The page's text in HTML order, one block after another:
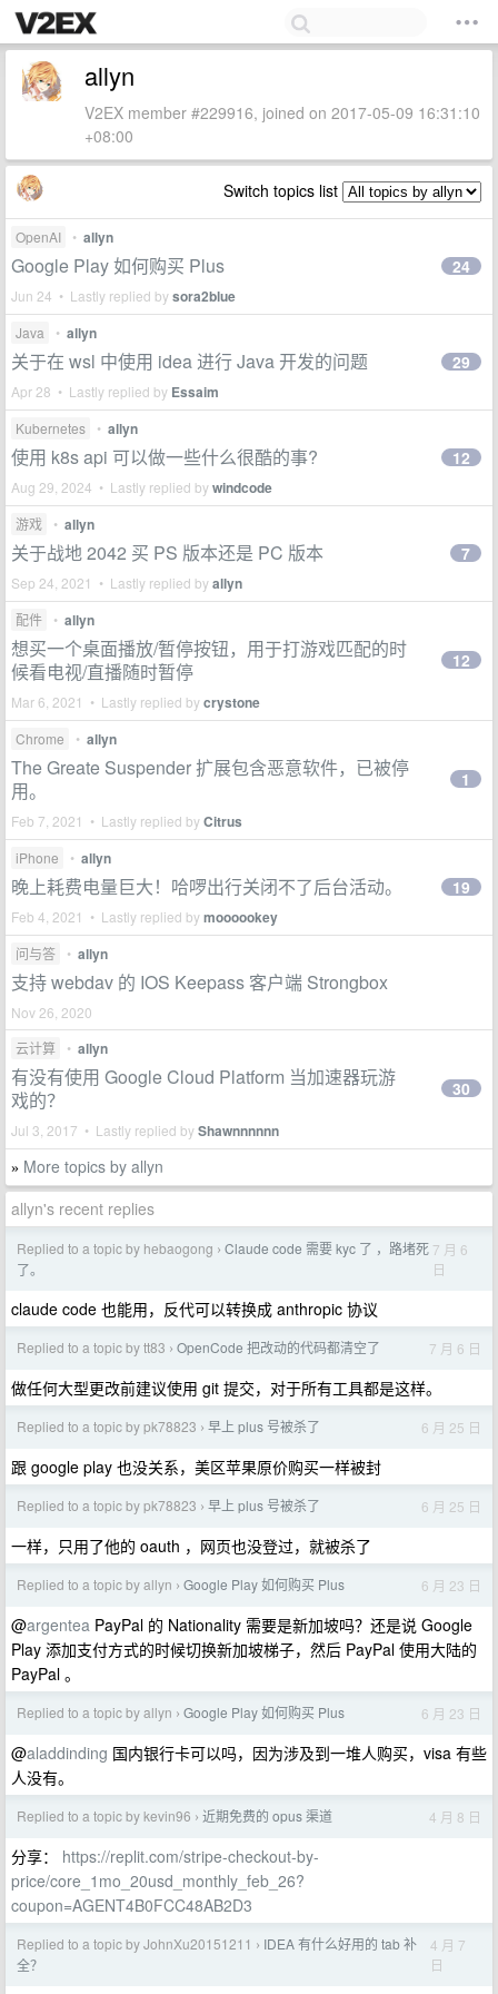
allyn
V2EX member #229916, joined on 2017-05-09 16:31:10
+08:00
Switch topics list
OpenAI • allyn
Google Play 如何购买 Plus
Jun 24 • Lastly replied bysora2blue
24
Java • allyn
关于在 wsl 中使用 idea 进行 Java 开发的问题
Apr 28 • Lastly replied by Essaim
29
Kubernetes • allyn
使用 k8s api 可以做一些什么很酷的事?
Aug 29, 2024 • Lastly replied bywindcode
12
游戏 • allyn
关于战地 2042 买 PS 版本还是 PC 版本
Sep 24, 2021 • Lastly replied byallyn
7
配件 • allyn
想买一个桌面播放/暂停按钮，用于打游戏匹配的时
候看电视/直播随时暂停
Mar 6, 2021 • Lastly replied bycrystone
12
Chrome • allyn
The Greate Suspender 扩展包含恶意软件，已被停
用。
Feb 7, 2021 • Lastly replied byCitrus
1
iPhone • allyn
晚上耗费电量巨大！哈啰出行关闭不了后台活动。
Feb 4, 2021 • Lastly replied bymoooookey
19
问与答 • allyn
支持 webdav 的 IOS Keepass 客户端 Strongbox
Nov 26, 2020
云计算
• allyn
有没有使用 Google Cloud Platform 当加速器玩游
戏的？
Jul 3, 2017 • Lastly replied byShawnnnnnn
30
» More topics by allyn
allyn's recent replies
Replied to a topic by hebaogong › Claude code 需要 kyc 了 ，路堵死
了。
7 月 6
日
claude code 也能用，反代可以转换成 anthropic 协议
Replied to a topic by tt83 › OpenCode 把改动的代码都清空了 7 月 6 日
做任何大型更改前建议使用 git 提交，对于所有工具都是这样。
Replied to a topic by pk78823 › 早上 plus 号被杀了 6 月 25 日
跟 google play 也没关系，美区苹果原价购买一样被封
Replied to a topic by pk78823 › 早上 plus 号被杀了 6 月 25 日
一样，只用了他的 oauth ，网页也没登过，就被杀了
Replied to a topic by allyn › Google Play 如何购买 Plus 6 月 23 日
@argentea PayPal 的 Nationality 需要是新加坡吗？还是说 Google
Play 添加支付方式的时候切换新加坡梯子，然后 PayPal 使用大陆的
PayPal 。
Replied to a topic by allyn › Google Play 如何购买 Plus 6 月 23 日
@aladdinding 国内银行卡可以吗，因为涉及到一堆人购买，visa 有些
人没有。
Replied to a topic by kevin96 › 近期免费的 opus 渠道 4 月 8 日
分享： https://replit.com/stripe-checkout-by-
price/core_1mo_20usd_monthly_feb_26?
coupon=AGENT4B0FCC48AB2D3
Replied to a topic by JohnXu20151211 › IDEA 有什么好用的 tab 补
全？
4 月 7
日